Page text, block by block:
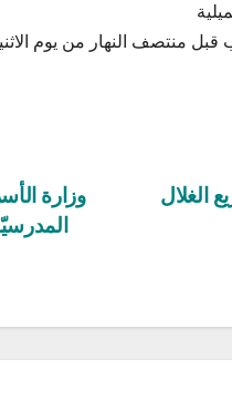
وزارة
الغلال